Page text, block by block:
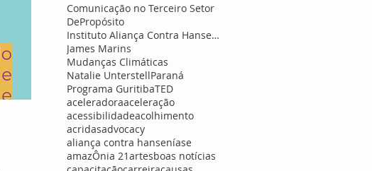
Comunicação no Terceiro Setor
DePropósito
Instituto Aliança Contra Hanseníase
James Marins
Mudanças Climáticas
Natalie UnterstellParaná
Programa GuritibaTED
aceleradoraaceleração
acessibilidadeacolhimento
acridasadvocacy
aliança contra hanseníase
amazÔnia 21artesboas notícias